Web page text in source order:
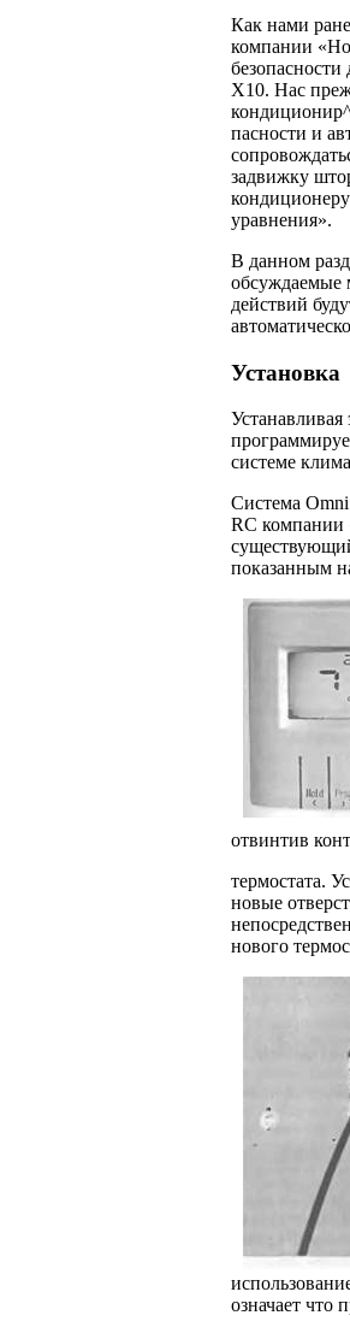
Как нами
компании
Х10. Нас
пасности и
задвижку
уравнения».
В данном
обсуждаемые
действий
Установка
Устанавливая
системе
Система
RC компании
показанным
отвинтив
термостата.
новые
нового
означает что